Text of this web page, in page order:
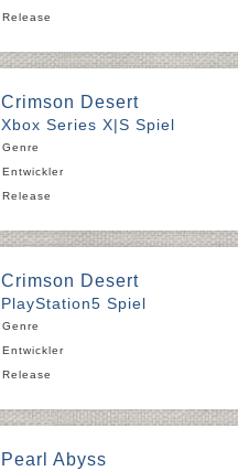
Release
Crimson Desert
Xbox Series X|S Spiel
Genre
Entwickler
Release
Crimson Desert
PlayStation5 Spiel
Genre
Entwickler
Release
Pearl Abyss